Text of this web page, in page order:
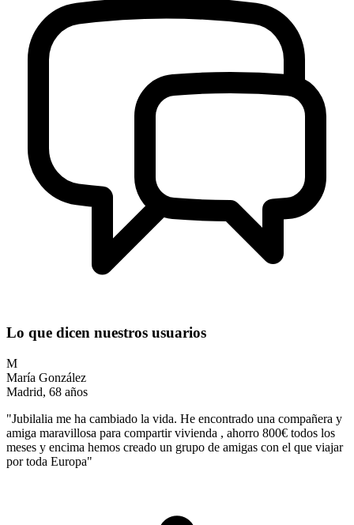
Lo que dicen nuestros usuarios
M
María González
Madrid, 68 años
"Jubilalia me ha cambiado la vida. He encontrado una compañera y
amiga maravillosa para compartir vivienda , ahorro 800€ todos los
meses y encima hemos creado un grupo de amigas con el que viajar
por toda Europa"